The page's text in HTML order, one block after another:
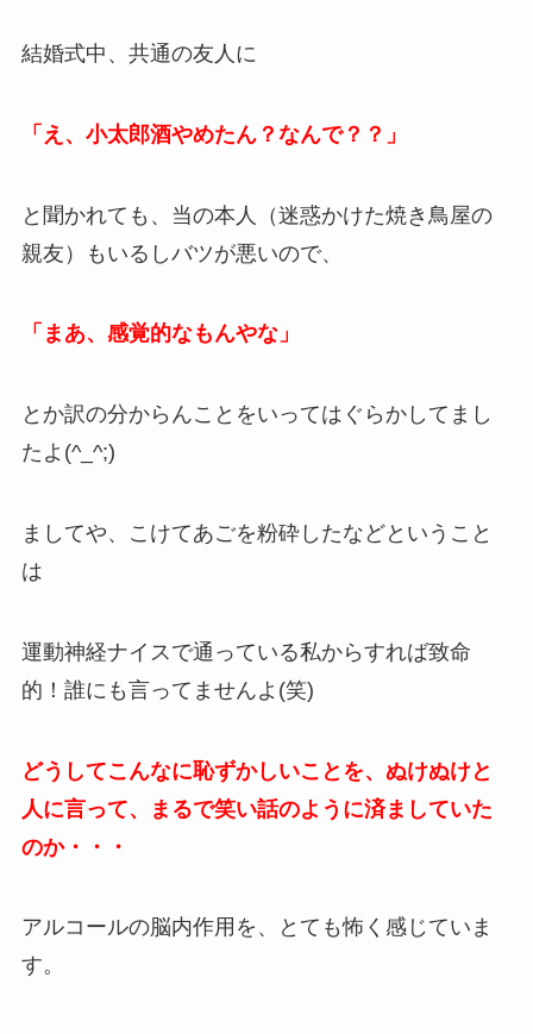
結婚式中、共通の友人に
「え、小太郎酒やめたん？なんで？？」
と聞かれても、当の本人（迷惑かけた焼き鳥屋の
親友）もいるしバツが悪いので、
「まあ、感覚的なもんやな」
とか訳の分からんことをいってはぐらかしてまし
たよ(^_^;)
ましてや、こけてあごを粉砕したなどということ
は
運動神経ナイスで通っている私からすれば致命
的！誰にも言ってませんよ(笑)
どうしてこんなに恥ずかしいことを、ぬけぬけと
人に言って、まるで笑い話のように済ましていた
のか・・・
アルコールの脳内作用を、とても怖く感じていま
す。